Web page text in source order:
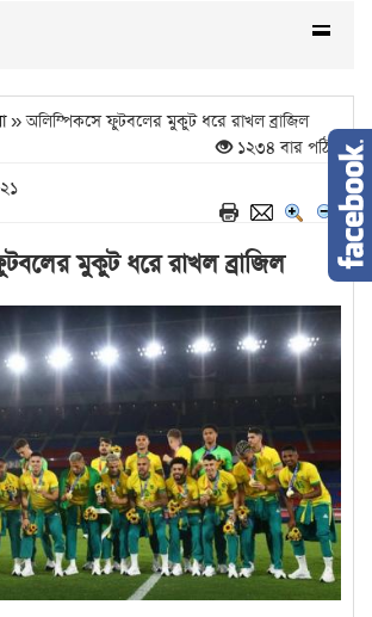
» অলিম্পিকসে ফুটবলের মুকুট ধরে রাখল ব্রাজিল
১২৩৪ বার পঠিত
মুকুট ধরে রাখল ব্রাজিল